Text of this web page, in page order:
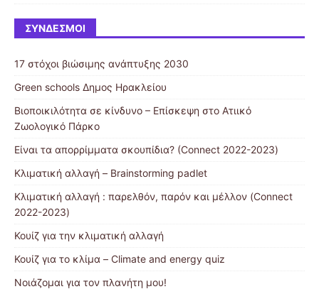
ΣΎΝΔΕΣΜΟΙ
17 στόχοι βιώσιμης ανάπτυξης 2030
Green schools Δημος Ηρακλείου
Βιοποικιλότητα σε κίνδυνο – Επίσκεψη στο Ατιικό
Ζωολογικό Πάρκο
Είναι τα απορρίμματα σκουπίδια? (Connect 2022-2023)
Κλιματική αλλαγή – Brainstorming padlet
Κλιματική αλλαγή : παρελθόν, παρόν και μέλλον (Connect
2022-2023)
Κουίζ για την κλιματική αλλαγή
Κουίζ για το κλίμα – Climate and energy quiz
Νοιάζομαι για τον πλανήτη μου!